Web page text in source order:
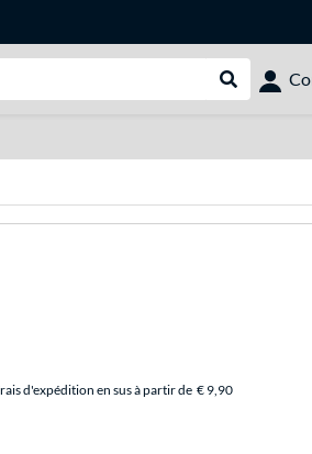
Rechercher
d'expédition en sus à partir de € 9,90